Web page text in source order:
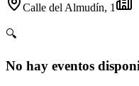
Calle del Almudín, 1
🔍
No hay eventos